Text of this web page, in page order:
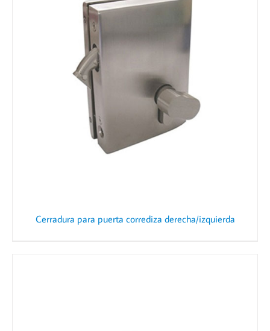
Cerradura para puerta corrediza derecha/izquierda